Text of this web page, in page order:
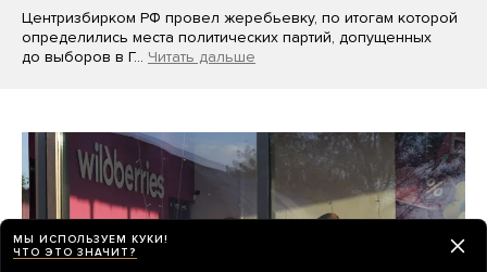
Центризбирком РФ провел жеребьевку, по итогам которой
определились места политических партий, допущенных
до выборов в Г… Читать дальше
МЫ ИСПОЛЬЗУЕМ КУКИ!
ЧТО ЭТО ЗНАЧИТ?